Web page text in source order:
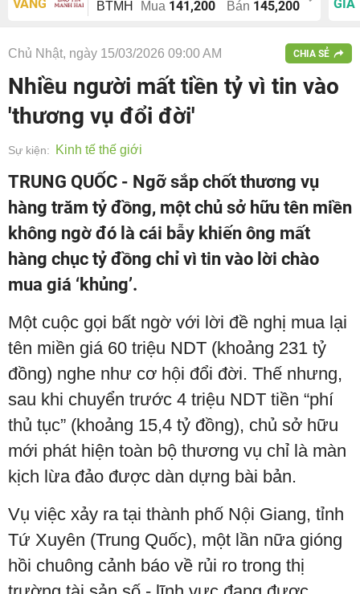
VÀNG
BTMH Mua 141,200 Bán 145,200
GIÁ
Chủ Nhật, ngày 15/03/2026 09:00 AM CHIA SẺ
Nhiều người mất tiền tỷ vì tin vào
'thương vụ đổi đời'
Sự kiện: Kinh tế thế giới
TRUNG QUỐC - Ngỡ sắp chốt thương vụ
hàng trăm tỷ đồng, một chủ sở hữu tên miền
không ngờ đó là cái bẫy khiến ông mất
hàng chục tỷ đồng chỉ vì tin vào lời chào
mua giá ‘khủng’.
Một cuộc gọi bất ngờ với lời đề nghị mua lại
tên miền giá 60 triệu NDT (khoảng 231 tỷ
đồng) nghe như cơ hội đổi đời. Thế nhưng,
sau khi chuyển trước 4 triệu NDT tiền “phí
thủ tục” (khoảng 15,4 tỷ đồng), chủ sở hữu
mới phát hiện toàn bộ thương vụ chỉ là màn
kịch lừa đảo được dàn dựng bài bản.
Vụ việc xảy ra tại thành phố Nội Giang, tỉnh
Tứ Xuyên (Trung Quốc), một lần nữa gióng
hồi chuông cảnh báo về rủi ro trong thị